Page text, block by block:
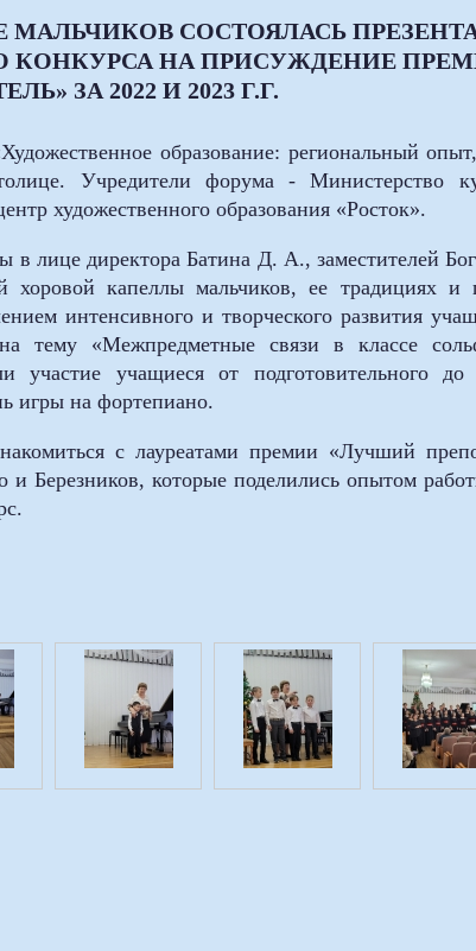
МАЛЬЧИКОВ СОСТОЯЛАСЬ
КОНКУРСА НА ПРИСУЖДЕНИЕ
ЗА 2022 И 2023 Г.Г.
образование: региональный
Учредители форума - Министерство
художественного образования «Росток».
в лице директора Батина Д. А., заместителей
капеллы мальчиков, ее традициях и
интенсивного и творческого развития
тему «Межпредметные связи в классе
учащиеся от подготовительного до
игры на фортепиано.
с лауреатами премии «Лучший
Березников, которые поделились опытом